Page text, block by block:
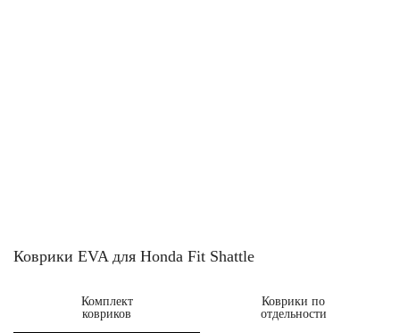
Коврики EVA для Honda Fit Shattle
Комплект
ковриков
Коврики по
отдельности